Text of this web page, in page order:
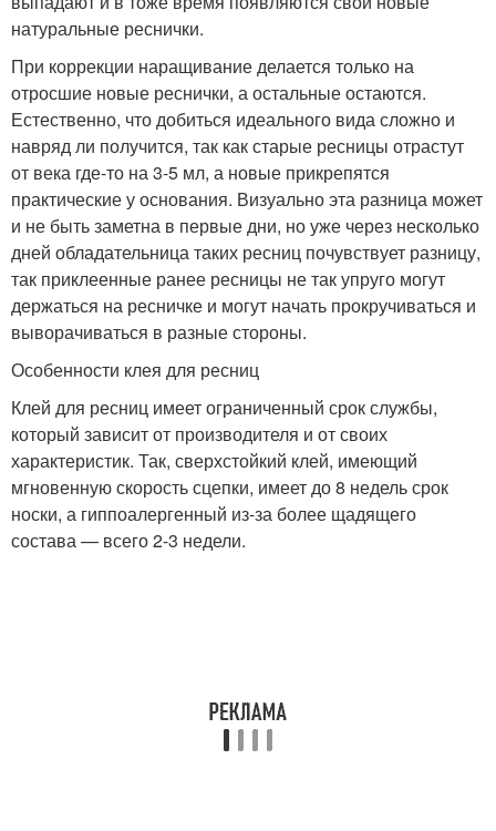
натуральные реснички.
При коррекции наращивание делается только на
отросшие новые реснички, а остальные остаются.
Естественно, что добиться идеального вида сложно и
навряд ли получится, так как старые ресницы отрастут
от века где-то на 3-5 мл, а новые прикрепятся
практические у основания. Визуально эта разница может
и не быть заметна в первые дни, но уже через несколько
дней обладательница таких ресниц почувствует разницу,
так приклеенные ранее ресницы не так упруго могут
держаться на ресничке и могут начать прокручиваться и
выворачиваться в разные стороны.
Особенности клея для ресниц
Клей для ресниц имеет ограниченный срок службы,
который зависит от производителя и от своих
характеристик. Так, сверхстойкий клей, имеющий
мгновенную скорость сцепки, имеет до 8 недель срок
носки, а гиппоалергенный из-за более щадящего
состава ­— всего 2-3 недели.